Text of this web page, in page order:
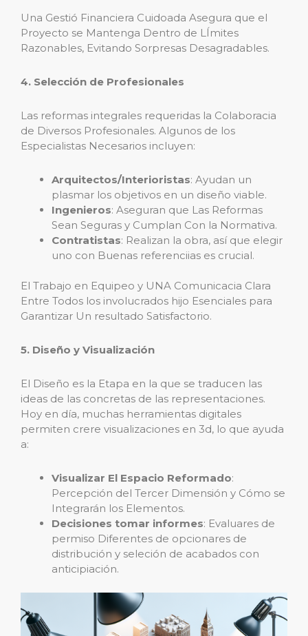
Una Gestió Financiera Cuidoada Asegura que el
Proyecto se Mantenga Dentro de LÍmites
Razonables, Evitando Sorpresas Desagradables.
4. Selección de Profesionales
Las reformas integrales requeridas la Colaboracia
de Diversos Profesionales. Algunos de los
Especialistas Necesarios incluyen:
Arquitectos/Interioristas: Ayudan un
plasmar los objetivos en un diseño viable.
Ingenieros: Aseguran que Las Reformas
Sean Seguras y Cumplan Con la Normativa.
Contratistas: Realizan la obra, así que elegir
uno con Buenas referenciias es crucial.
El Trabajo en Equipeo y UNA Comunicacia Clara
Entre Todos los involucrados hijo Esenciales para
Garantizar Un resultado Satisfactorio.
5. Diseño y Visualización
El Diseño es la Etapa en la que se traducen las
ideas de las concretas de las representaciones.
Hoy en día, muchas herramientas digitales
permiten crere visualizaciones en 3d, lo que ayuda
a:
Visualizar El Espacio Reformado:
Percepción del Tercer Dimensión y Cómo se
Integrarán los Elementos.
Decisiones tomar informes: Evaluares de
permiso Diferentes de opcionares de
distribución y seleción de acabados con
anticipiación.